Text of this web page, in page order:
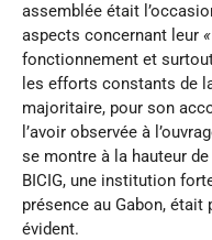
assemblée était
aspects concernant leur
fonctionnement et
les efforts constants de
majoritaire, pour son
l’avoir observée à
se montre à la hauteur
BICIG, une institution
présence au Gabon, était
évident.